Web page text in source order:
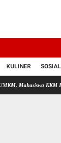
KULINER SOSIAL
KKM